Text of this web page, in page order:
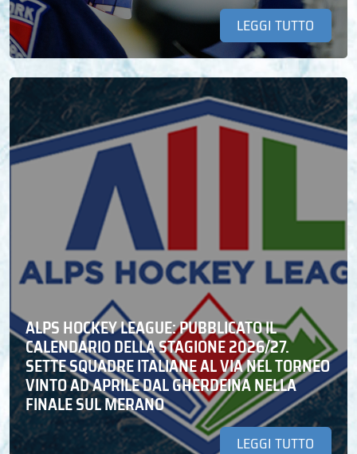
LEGGI TUTTO
ALPS HOCKEY LEAGUE: PUBBLICATO IL
CALENDARIO DELLA STAGIONE 2026/27.
SETTE SQUADRE ITALIANE AL VIA NEL TORNEO
VINTO AD APRILE DAL GHERDEINA NELLA
FINALE SUL MERANO
LEGGI TUTTO